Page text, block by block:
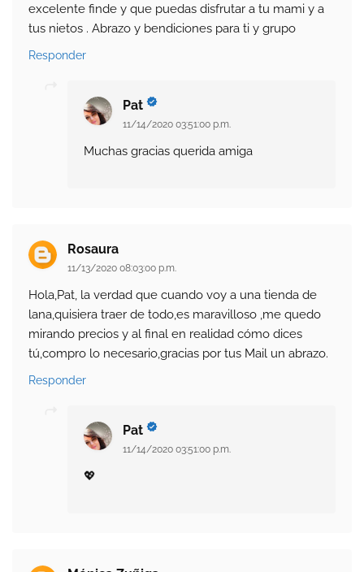
excelente finde y que puedas disfrutar a tu mami y a
tus nietos . Abrazo y bendiciones para ti y grupo
Responder
Pat
11/14/2020 03:51:00 p.m.
Muchas gracias querida amiga
Rosaura
11/13/2020 08:03:00 p.m.
Hola,Pat, la verdad que cuando voy a una tienda de
lana,quisiera traer de todo,es maravilloso ,me quedo
mirando precios y al final en realidad cómo dices
tú,compro lo necesario,gracias por tus Mail un abrazo.
Responder
Pat
11/14/2020 03:51:00 p.m.
💖